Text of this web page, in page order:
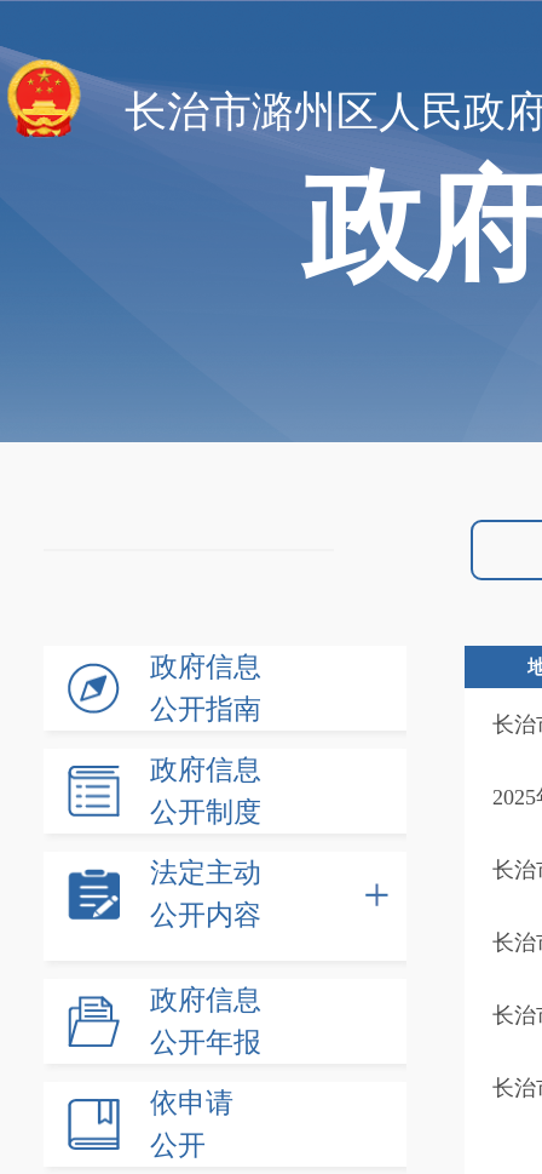
长治市潞州区人民政
政
政府信息
公开指南
政府信息
公开制度
法定主动
公开内容
政府信息
公开年报
依申请
公开
长治
长治
长治
长治
长治